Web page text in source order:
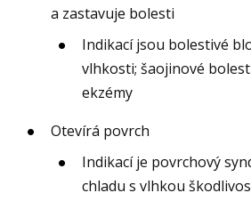
a zastavuje bolesti
Indikací jsou bolestivé
vlhkosti; šaojinové
ekzémy
Otevírá povrch
Indikací je povrchový
chladu s vlhkou